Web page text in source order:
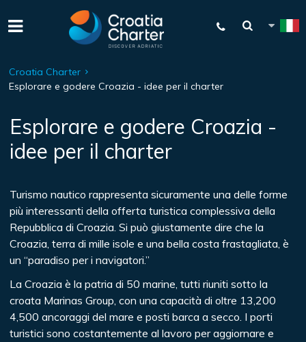
Croatia Charter
Esplorare e godere Croazia - idee per il charter
Esplorare e godere Croazia -
idee per il charter
Turismo nautico rappresenta sicuramente una delle forme
più interessanti della offerta turistica complessiva della
Repubblica di Croazia. Si può giustamente dire che la
Croazia, terra di mille isole e una bella costa frastagliata, è
un “paradiso per i navigatori.”
La Croazia è la patria di 50 marine, tutti riuniti sotto la
croata Marinas Group, con una capacità di oltre 13,200
4,500 ancoraggi del mare e posti barca a secco. I porti
turistici sono costantemente al lavoro per aggiornare e